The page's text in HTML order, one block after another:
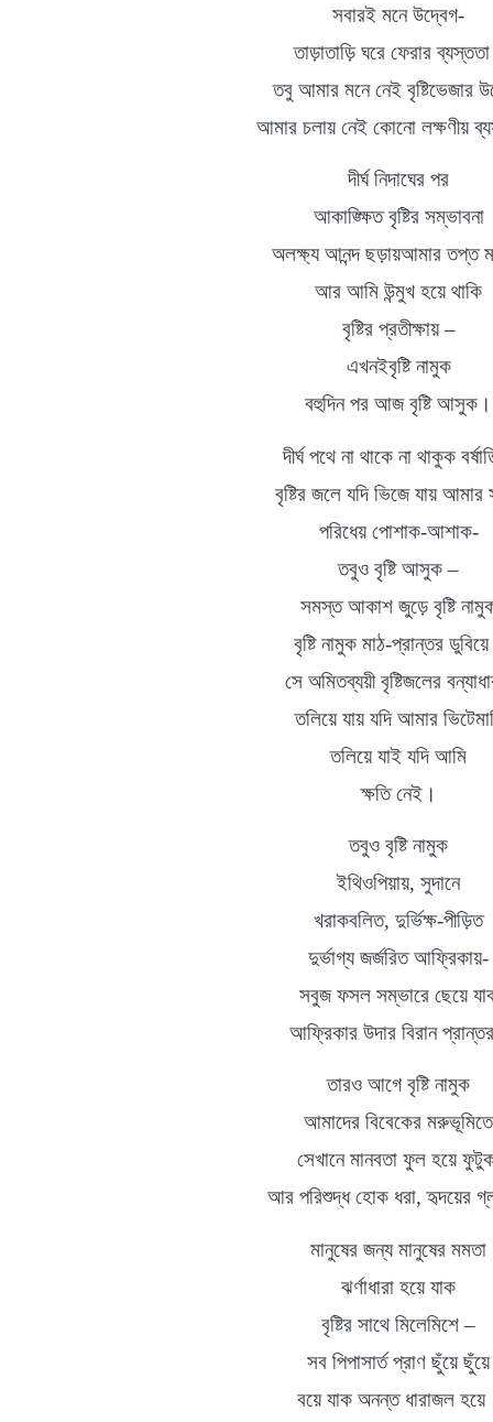
সবারই মনে উদ্বেগ-
তাড়াতাড়ি ঘরে ফেরার
তবু আমার মনে নেই বৃষ্টিভেজার
আমার চলায় নেই কোনো লক্ষণীয়
দীর্ঘ নিদাঘের পর
আকাঙ্ক্ষিত বৃষ্টির সম্ভাবনা
অলক্ষ্য আনন্দ ছড়ায়আমার তপ্ত
আর আমি উন্মুখ হয়ে থাকি
বৃষ্টির প্রতীক্ষায়–
এখনইবৃষ্টি নামুক
বহুদিন পর আজ বৃষ্টি আসুক ।
দীর্ঘ পথে না থাকে না থাকুক
বৃষ্টির জলে যদি ভিজে যায় আমার
পরিধেয় পোশাক-আশাক-
তবুও বৃষ্টি আসুক–
সমস্ত আকাশ জুড়ে বৃষ্টি
বৃষ্টি নামুক মাঠ-প্রান্তর
সে অমিতব্যয়ী বৃষ্টিজলের
তলিয়ে যায় যদি আমার
তলিয়ে যাই যদি আমি
ক্ষতি নেই।
তবুও বৃষ্টি নামুক
ইথিওপিয়ায়, সুদানে
খরাকবলিত, দুর্ভিক্ষ-পীড়িত
দুর্ভাগ্য জর্জরিত আফ্রিকায়-
সবুজ ফসল সম্ভারে ছেয়ে
আফ্রিকার উদার বিরান প্রান্তর
তারও আগে বৃষ্টি নামুক
আমাদের বিবেকের মরুভূমিতে
সেখানে মানবতা ফুল হয়ে
আর পরিশুদ্ধ হোক ধরা,হৃদয়ের
মানুষের জন্য মানুষের মমতা
ঝর্ণাধারা হয়ে যাক
বৃষ্টির সাথে মিলেমিশে–
সব পিপাসার্ত প্রাণ ছুঁয়ে ছুঁয়ে
বয়ে যাক অনন্ত ধারাজল হয়ে